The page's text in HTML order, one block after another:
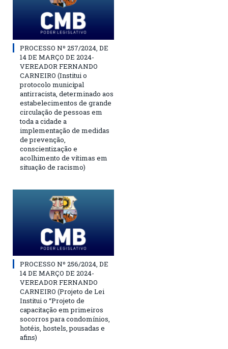
PROCESSO Nº 257/2024, DE
14 DE MARÇO DE 2024-
VEREADOR FERNANDO
CARNEIRO (Institui o
protocolo municipal
antirracista, determinado aos
estabelecimentos de grande
circulação de pessoas em
toda a cidade a
implementação de medidas
de prevenção,
conscientização e
acolhimento de vítimas em
situação de racismo)
PROCESSO Nº 256/2024, DE
14 DE MARÇO DE 2024-
VEREADOR FERNANDO
CARNEIRO (Projeto de Lei
Institui o “Projeto de
capacitação em primeiros
socorros para condomínios,
hotéis, hostels, pousadas e
afins)